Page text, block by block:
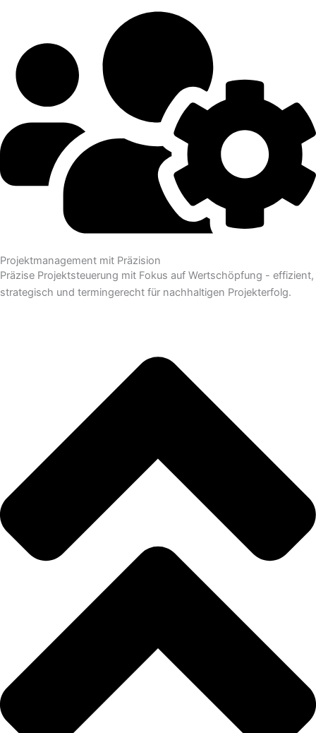
Projektmanagement mit Präzision
Präzise Projektsteuerung mit Fokus auf Wertschöpfung - effizient,
strategisch und termingerecht für nachhaltigen Projekterfolg.